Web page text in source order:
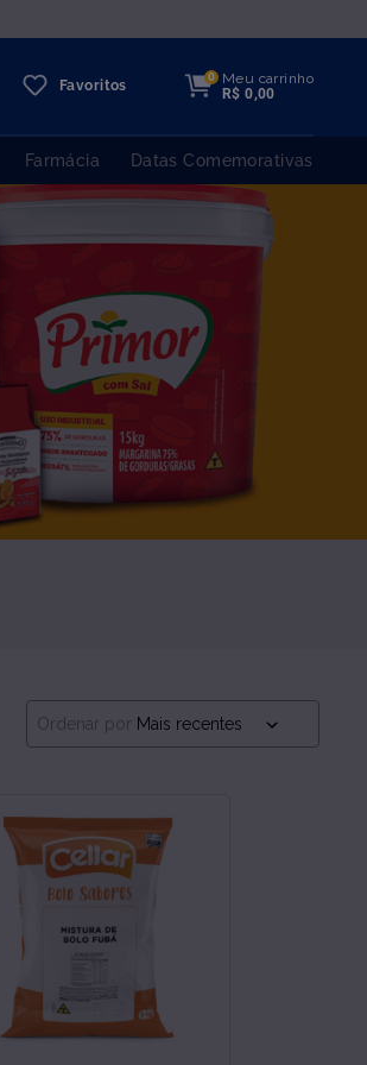
Favoritos
0
Meu carrinho
R$ 0,00
Farmácia Datas Comemorativas
Ordenar por Mais recentes